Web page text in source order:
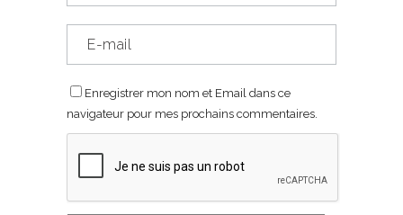
Enregistrer mon nom et Email dans ce
navigateur pour mes prochains commentaires.